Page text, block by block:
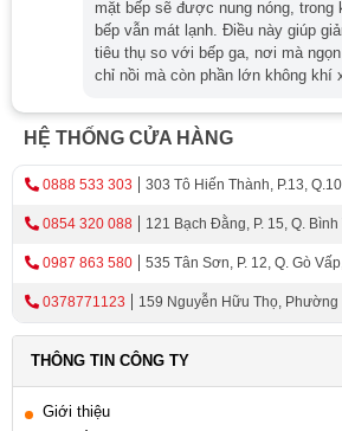
Bếp từ đôi có tốc độ đun sôi
nấu ăn đáng kể
và giảm hao phí nhiệt ra môi trường
Đối với gia đình nấu ăn thường
tiên các mẫu bếp từ Bosch hoặc
năng tiết kiệm điện và vận hành ổn
So sánh độ an toàn, loại nồi
nghiệm thực tế
Một trong những điểm khác biệt
phẩm nằm ở độ an toàn khi sử dụng.
mặt bếp sẽ được nung nóng, trong
bếp vẫn mát lạnh. Điều này giúp
tiêu thụ so với bếp ga, nơi mà
chỉ nồi mà còn phần lớn không khí
HỆ THỐNG CỬA HÀNG
0888 533 303 303 Tô Hiến Thành, P.13, Q.10
0854 320 088 121 Bạch Đằng, P. 15, Q.
0987 863 580 535 Tân Sơn, P. 12, Q. Gò
0378771123
159 Nguyễn Hữu Thọ,
Đà Nẵng
THÔNG TIN CÔNG TY
Giới thiệu